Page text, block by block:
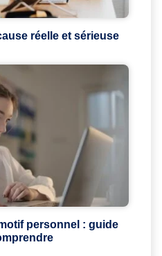
réelle et sérieuse
personnel : guide